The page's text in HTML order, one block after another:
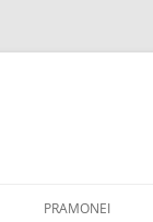
PRAMONEI